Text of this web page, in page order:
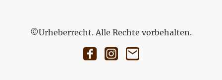
©Urheberrecht. Alle Rechte vorbehalten.